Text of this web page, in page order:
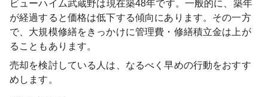
ビューハイム武蔵野は現在築48年です。一般的に、築年
が経過すると価格は低下する傾向にあります。その一方
で、大規模修繕をきっかけに管理費・修繕積立金は上が
ることもあります。
売却を検討している人は、なるべく早めの行動をおすす
めします。